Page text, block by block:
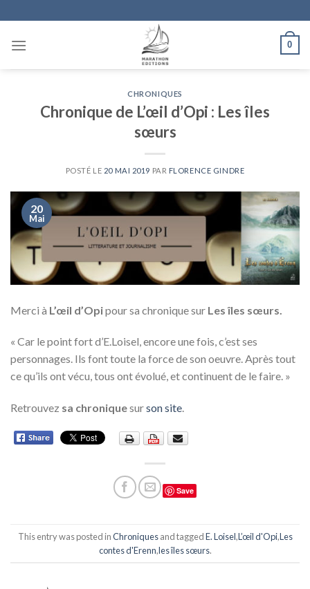
to
content
0
CHRONIQUES
Chronique de L’œil d’Opi : Les îles
sœurs
POSTÉ LE 20 MAI 2019 PAR FLORENCE GINDRE
20
Mai
Merci à L’œil d’Opipour sa chronique sur Les îles sœurs.
« Car le point fort d’E.Loisel, encore une fois, c’est ses
personnages. Ils font toute la force de son oeuvre. Après tout
ce qu’ils ont vécu, tous ont évolué, et continuent de le faire. »
Retrouvez sa chroniquesurson site.
Save
This entry was posted inChroniquesand taggedE. Loisel,L’œil d'Opi,Les
contes d'Erenn,les îles sœurs.